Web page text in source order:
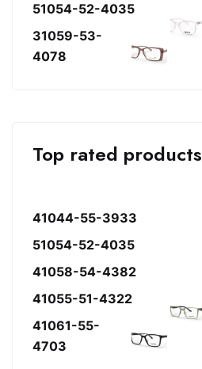
51054-52-4035
31059-53-
4078
Top rated products
41044-55-3933
51054-52-4035
41058-54-4382
41055-51-4322
41061-55-
4703